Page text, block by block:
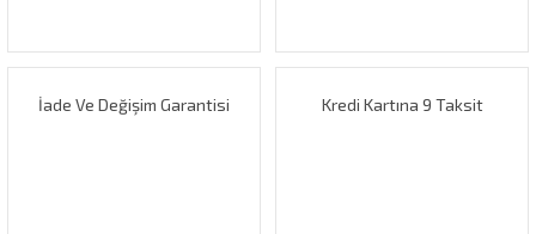
İade Ve Değişim Garantisi Kredi Kartına 9 Taksit